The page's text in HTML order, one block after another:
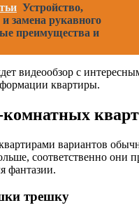
Устройство,
замена рукавного
преимущества и
видеообзор с
квартиры.
вариантов
соответственно они
фантазии.
трешку